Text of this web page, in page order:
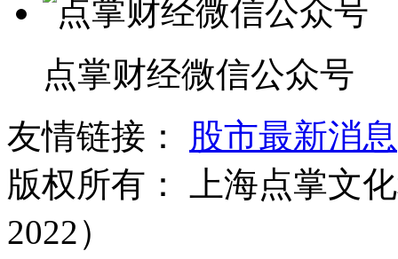
点掌财经微信公众号
友情链接：
股市最新消息
版权所有：
上海点掌文
2022）